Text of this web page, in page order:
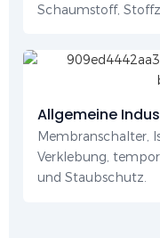
Schaumstoff,
Allgemeine
Membranschalter,
Verklebung,
und Staubschutz.